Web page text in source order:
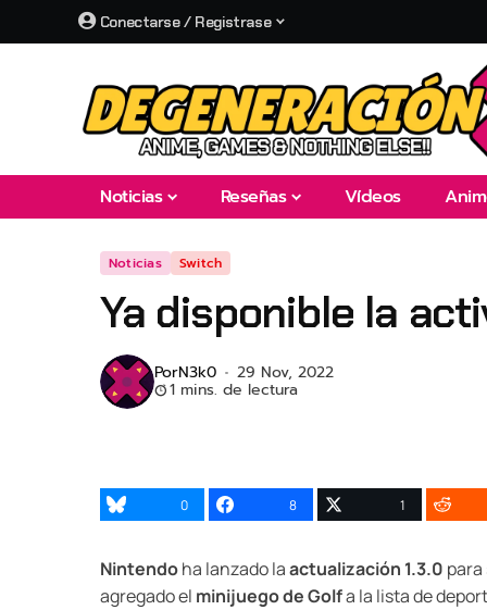
Conectarse / Registrase
Noticias Reseñas Vídeos
Noticias Switch
Ya disponible la
PorN3k0 29 Nov, 2022
1 mins. de lectura
0 8 1
Nintendoha lanzado laactualización 1.3.0
agregado el minijuego de Golfa la lista de